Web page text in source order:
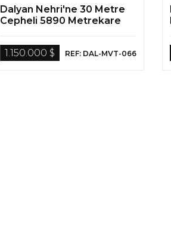
Dalyan Nehri'ne 30 Metre
Cepheli 5890 Metrekare
1.150.000 $
REF: DAL-MVT-066